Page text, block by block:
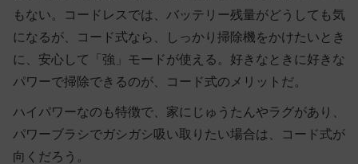
もない。コードレスでは、バッテリー残量がどうしても気
になるが、コード式なら、しっかり掃除機をかけたいとき
に、安心して「強」モードが使える。好きなときに好きな
パワーで掃除できるのが、コード式のメリットだ。
ハイパワーなのも特徴で、家にじゅうたんやラグがあり、
パワーブラシでガシガシ吸い取りたい場合は、コード式が
向くだろう。